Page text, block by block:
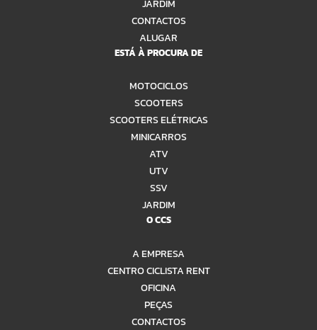
JARDIM
CONTACTOS
ALUGAR
ESTÁ À PROCURA DE
MOTOCICLOS
SCOOTERS
SCOOTERS ELÉTRICAS
MINICARROS
ATV
UTV
SSV
JARDIM
O CCS
A EMPRESA
CENTRO CICLISTA RENT
OFICINA
PEÇAS
CONTACTOS